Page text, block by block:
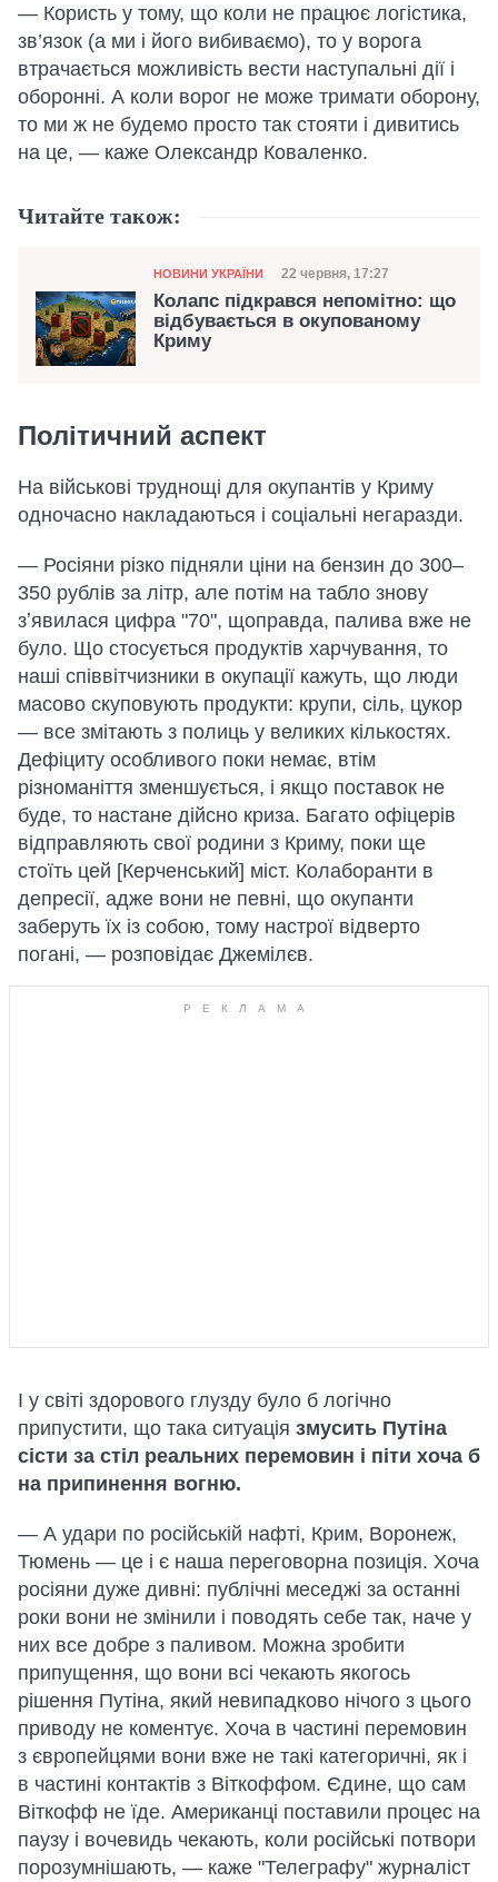
— Користь у тому, що коли не працює логістика,
зв’язок (а ми і його вибиваємо), то у ворога
втрачається можливість вести наступальні дії і
оборонні. А коли ворог не може тримати оборону,
то ми ж не будемо просто так стояти і дивитись
на це, — каже Олександр Коваленко.
Читайте також:
Категорія
НОВИНИ УКРАЇНИ Дата публікації
22 червня, 17:27
Колапс підкрався непомітно: що
відбувається в окупованому
Криму
Політичний аспект
На військові труднощі для окупантів у Криму
одночасно накладаються і соціальні негаразди.
— Росіяни різко підняли ціни на бензин до 300–
350 рублів за літр, але потім на табло знову
зʼявилася цифра "70", щоправда, палива вже не
було. Що стосується продуктів харчування, то
наші співвітчизники в окупації кажуть, що люди
масово скуповують продукти: крупи, сіль, цукор
— все змітають з полиць у великих кількостях.
Дефіциту особливого поки немає, втім
різноманіття зменшується, і якщо поставок не
буде, то настане дійсно криза. Багато офіцерів
відправляють свої родини з Криму, поки ще
стоїть цей [Керченський] міст. Колаборанти в
депресії, адже вони не певні, що окупанти
заберуть їх із собою, тому настрої відверто
погані, — розповідає Джемілєв.
І у світі здорового глузду було б логічно
припустити, що така ситуація змусить Путіна
сісти за стіл реальних перемовин і піти хоча б
на припинення вогню.
— А удари по російській нафті, Крим, Воронеж,
Тюмень — це і є наша переговорна позиція. Хоча
росіяни дуже дивні: публічні меседжі за останні
роки вони не змінили і поводять себе так, наче у
них все добре з паливом. Можна зробити
припущення, що вони всі чекають якогось
рішення Путіна, який невипадково нічого з цього
приводу не коментує. Хоча в частині перемовин
з європейцями вони вже не такі категоричні, як і
в частині контактів з Віткоффом. Єдине, що сам
Віткофф не їде. Американці поставили процес на
паузу і вочевидь чекають, коли російські потвори
порозумнішають, — каже "Телеграфу" журналіст